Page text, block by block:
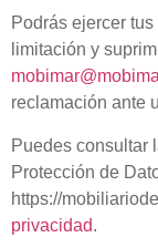
Podrás ejercer
limitación y
reclamación ante
Puedes consultar
Protección de
https://
privacidad.